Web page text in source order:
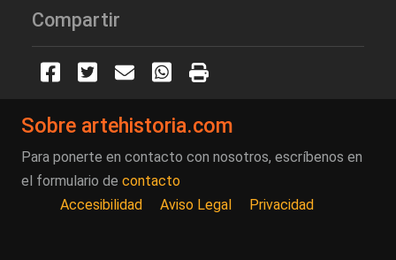
Compartir
Sobre artehistoria.com
Para ponerte en contacto con nosotros, escríbenos en
el formulario de contacto
Accesibilidad
Aviso Legal Privacidad